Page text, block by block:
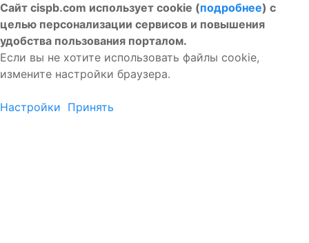
Сайт cispb.com использует cookie (подробнее) с
целью персонализации сервисов и повышения
удобства пользования порталом.
Если вы не хотите использовать файлы cookie,
измените настройки браузера.
Настройки Принять